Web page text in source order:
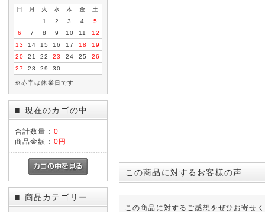
日 月 火 水 木 金
土
1
2 3 4
5
6
7 8 9 10 11
12
13
14 15 16 17 18
19
20
21 22 23 24 25
26
27
28 29 30
※赤字は休業日です
■ 現在のカゴの中
合計数量： 0
商品金額： 0円
■ 商品カテゴリー
この商品に対するお客様の声
この商品に対するご感想をぜひお寄せ